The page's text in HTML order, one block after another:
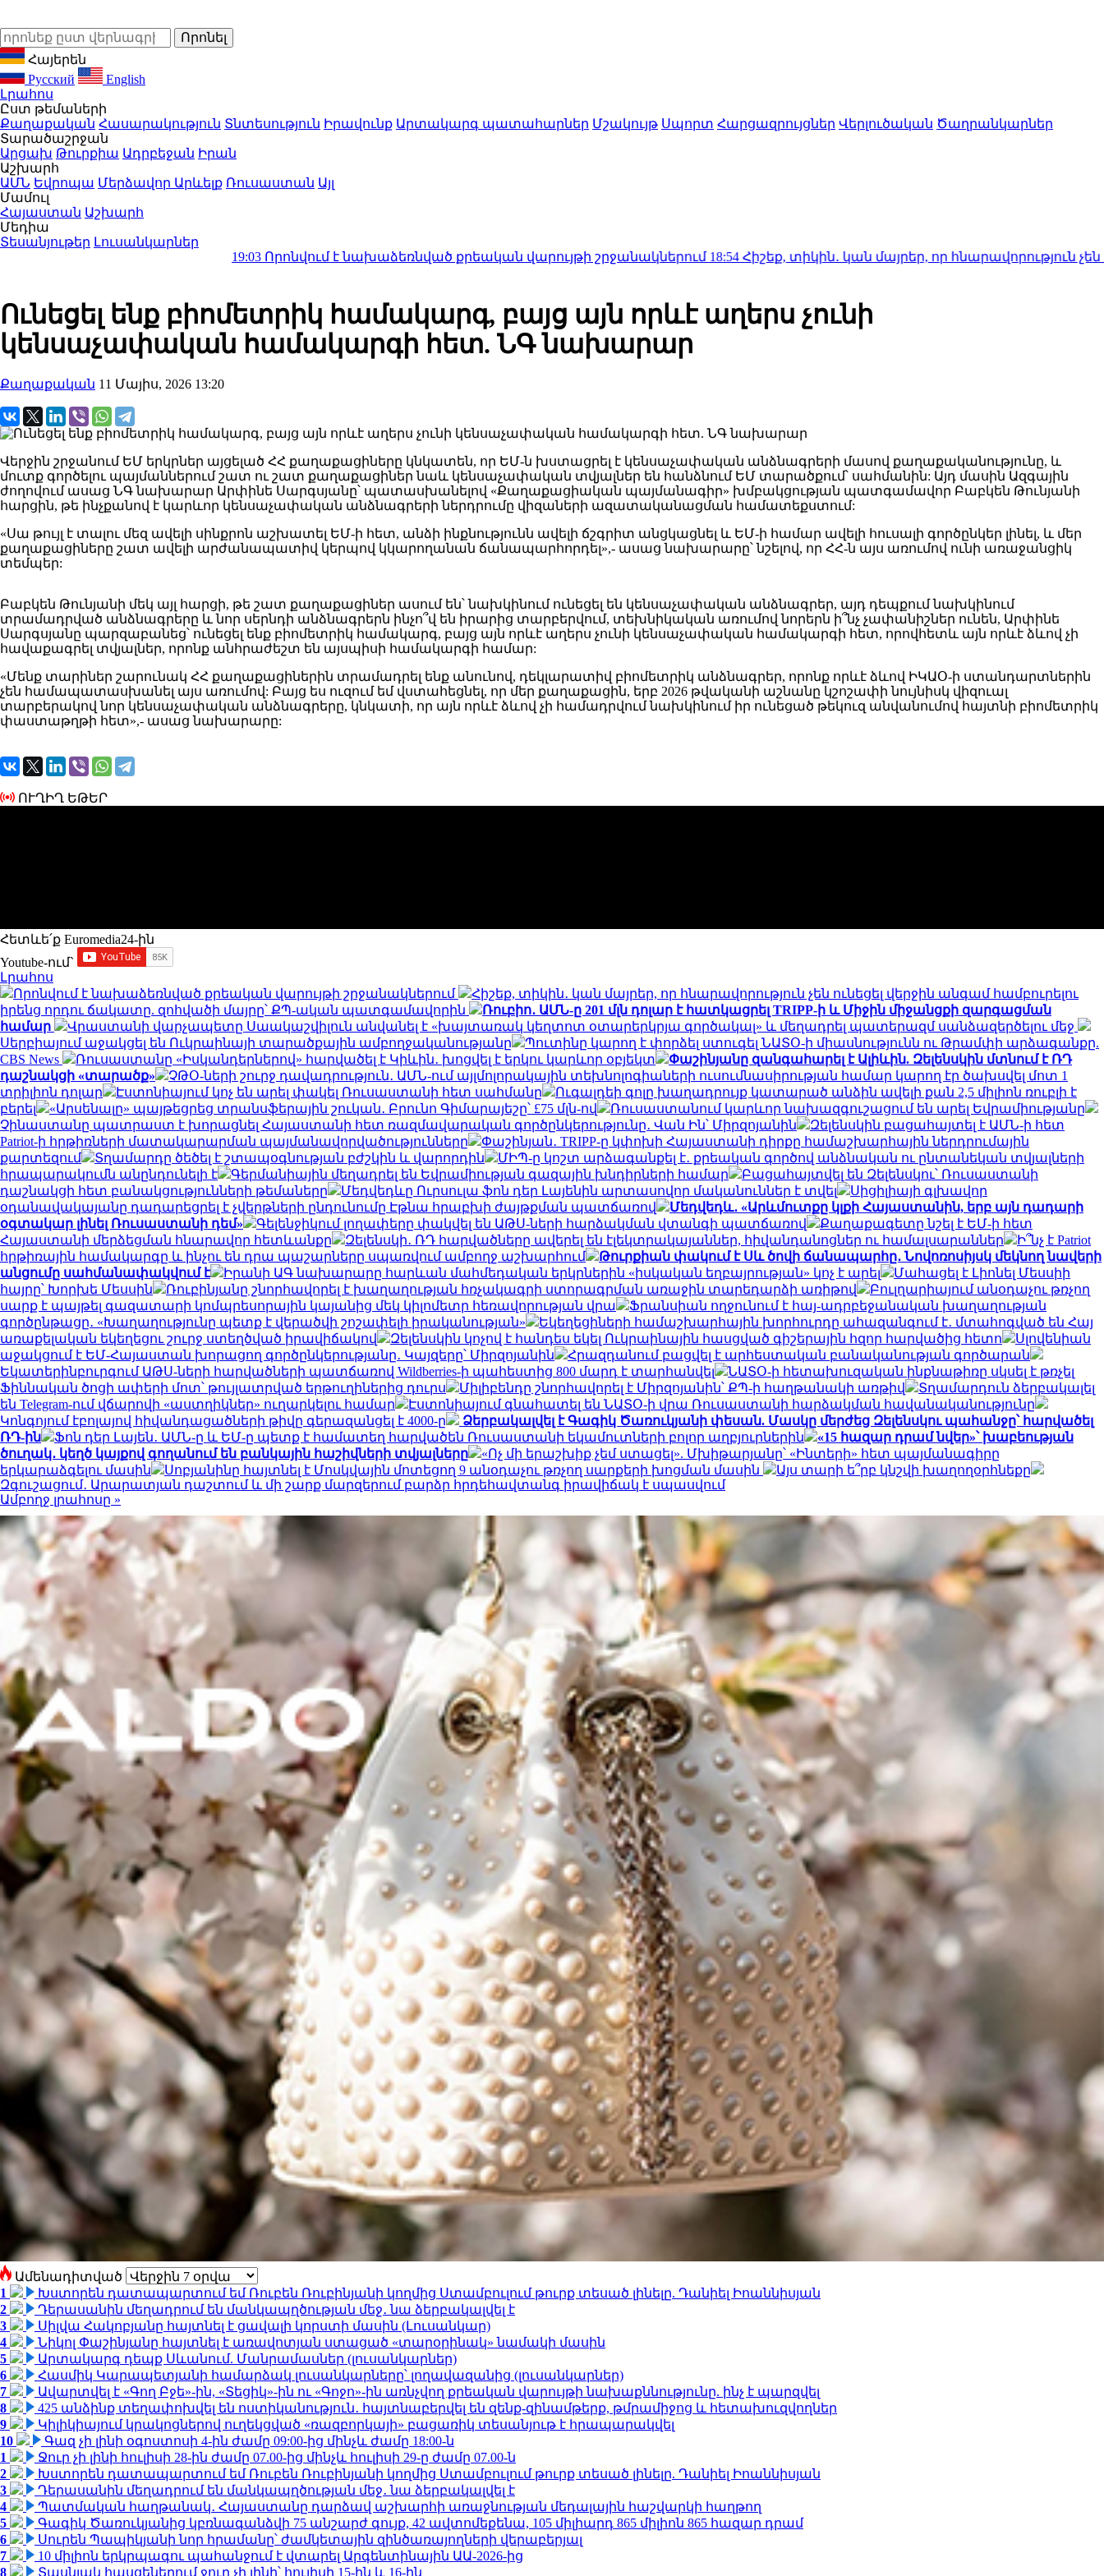
Հայերեն
Русский
English
Լրահոս
Ըստ թեմաների
Քաղաքական Հասարակություն Տնտեսություն Իրավունք Արտակարգ պատահարներ Մշակույթ Սպորտ Հարցազրույցներ Վերլուծական Ծաղրանկարներ
Տարածաշրջան
Արցախ Թուրքիա Ադրբեջան Իրան
Աշխարհ
ԱՄՆ Եվրոպա Մերձավոր Արևելք Ռուսաստան Այլ
Մամուլ
Հայաստան Աշխարհ
Մեդիա
Տեսանյութեր Լուսանկարներ
Որոնվում է նախաձեռնված քրեական վարույթի շրջանակներում18:54Հիշեք, տիկին․ կան մայրեր, որ հնարավորություն չեն
Ունեցել ենք բիոմետրիկ համակարգ, բայց այն որևէ աղերս չունի
կենսաչափական համակարգի հետ. ՆԳ նախարար
Քաղաքական 11 Մայիս, 2026 13:20
Վերջին շրջանում ԵՄ երկրներ այցելած ՀՀ քաղաքացիները կնկատեն, որ ԵՄ-ն խստացրել է կենսաչափական անձնագրերի մասով քաղաքականությունը, և
մուտք գործելու պայմաններում շատ ու շատ քաղաքացիներ նաև կենսաչափական տվյալներ են հանձնում ԵՄ տարածքում՝ սահմանին: Այդ մասին Ազգային
ժողովում ասաց ՆԳ նախարար Արփինե Սարգսյանը՝ պատասխանելով «Քաղաքացիական պայմանագիր» խմբակցության պատգամավոր Բաբկեն Թունյանի
հարցին, թե ինչքանով է կարևոր կենսաչափական անձնագրերի ներդրումը վիզաների ազատականացման համատեքստում:
«Սա թույլ է տալու մեզ ավելի սինքրոն աշխատել ԵՄ-ի հետ, անձի ինքնությունն ավելի ճշգրիտ անցկացնել և ԵՄ-ի համար ավելի հուսալի գործընկեր լինել, և մեր
քաղաքացիները շատ ավելի արժանապատիվ կերպով կկարողանան ճանապարհորդել»,- ասաց նախարարը՝ նշելով, որ ՀՀ-ն այս առումով ունի առաջանցիկ
տեմպեր:
Բաբկեն Թունյանի մեկ այլ հարցի, թե շատ քաղաքացիներ ասում են՝ նախկինում ունեցել են կենսաչափական անձնագրեր, այդ դեպքում նախկինում
տրամադրված անձնագրերը և նոր սերնդի անձնագրերն ինչո՞վ են իրարից տարբերվում, տեխնիկական առումով նորերն ի՞նչ չափանիշներ ունեն, Արփինե
Սարգսյանը պարզաբանեց՝ ունեցել ենք բիոմետրիկ համակարգ, բայց այն որևէ աղերս չունի կենսաչափական համակարգի հետ, որովհետև այն որևէ ձևով չի
հավաքագրել տվյալներ, որոնք անհրաժեշտ են այսպիսի համակարգի համար:
«Մենք տարիներ շարունակ ՀՀ քաղաքացիներին տրամադրել ենք անունով, դեկլարատիվ բիոմետրիկ անձնագրեր, որոնք որևէ ձևով ԻԿԱՕ-ի ստանդարտներին
չեն համապատասխանել այս առումով: Բայց ես ուզում եմ վստահեցնել, որ մեր քաղաքացին, երբ 2026 թվականի աշնանը կշոշափի նույնիսկ վիզուալ
տարբերակով նոր կենսաչափական անձնագրերը, կնկատի, որ այն որևէ ձևով չի համադրվում նախկինում իր ունեցած թեկուզ անվանումով հայտնի բիոմետրիկ
փաստաթղթի հետ»,- ասաց նախարարը:
ՈՒՂԻՂ ԵԹԵՐ
Հետևե՛ք Euromedia24-ին
Youtube-ում`
Լրահոս
Որոնվում է նախաձեռնված քրեական վարույթի շրջանակներում
Հիշեք, տիկին․ կան մայրեր, որ հնարավորություն չեն ունեցել վերջին անգամ համբուրելու
իրենց որդու ճակատը. զոհվածի մայրը՝ ՔՊ-ական պատգամավորին
Ռուբիո․ ԱՄՆ-ը 201 մլն դոլար է հատկացրել TRIPP-ի և Միջին միջանցքի զարգացման
համար
Վրաստանի վարչապետը Սաակաշվիլուն անվանել է «խայտառակ կեղտոտ օտարերկրյա գործակալ» և մեղադրել պատերազմ սանձազերծելու մեջ
Սերբիայում աջակցել են Ուկրաինայի տարածքային ամբողջականությանը
Պուտինը կարող է փորձել ստուգել ՆԱՏՕ-ի միասնությունն ու Թրամփի արձագանքը.
CBS News
Ռուսաստանը «Իսկանդերներով» հարվածել է Կիևին․ խոցվել է երկու կարևոր օբյեկտ
Փաշինյանը զանգահարել է Ալիևին. Զելենսկին մտնում է ՌԴ
դաշնակցի «տարածք»
ՉԹՕ-ների շուրջ դավադրություն․ ԱՄՆ-ում այլմոլորակային տեխնոլոգիաների ուսումնասիրության համար կարող էր ծախսվել մոտ 1
տրիլիոն դոլար
Էստոնիայում կոչ են արել փակել Ռուսաստանի հետ սահմանը
Ուգալդեի գոլը խաղադրույք կատարած անձին ավելի քան 2,5 միլիոն ռուբլի է
բերել
«Արսենալը» պայթեցրեց տրանսֆերային շուկան․ Բրունո Գիմարայեշը՝ £75 մլն-ով
Ռուսաստանում կարևոր նախազգուշացում են արել Եվրամիությանը
Չինաստանը պատրաստ է խորացնել Հայաստանի հետ ռազմավարական գործընկերությունը․ Վան Ին՝ Միրզոյանին
Զելենսկին բացահայտել է ԱՄՆ-ի հետ
Patriot-ի հրթիռների մատակարարման պայմանավորվածությունները
Փաշինյան․ TRIPP-ը կփոխի Հայաստանի դիրքը համաշխարհային ներդրումային
քարտեզում
Տղամարդը ծեծել է շտապօգնության բժշկին և վարորդին
ՄԻՊ-ը կոշտ արձագանքել է․ քրեական գործով անձնական ու ընտանեկան տվյալների
հրապարակումն անընդունելի է
Գերմանիային մեղադրել են Եվրամիության գազային խնդիրների համար
Բացահայտվել են Զելենսկու՝ Ռուսաստանի
դաշնակցի հետ բանակցությունների թեմաները
Մեդվեդևը Ուրսուլա ֆոն դեր Լայենին արտասովոր մականուններ է տվել
Սիցիլիայի գլխավոր
օդանավակայանը դադարեցրել է չվերթների ընդունումը Էթնա հրաբխի ժայթքման պատճառով
Մեդվեդև․ «Արևմուտքը կլքի Հայաստանին, երբ այն դադարի
օգտակար լինել Ռուսաստանի դեմ»
Գելենջիկում լողափերը փակվել են ԱԹՍ-ների հարձակման վտանգի պատճառով
Քաղաքագետը նշել է ԵՄ-ի հետ
Հայաստանի մերձեցման հնարավոր հետևանքը
Զելենսկի․ ՌԴ հարվածները ավերել են էլեկտրակայաններ, հիվանդանոցներ ու համալսարաններ
Ի՞նչ է Patriot
հրթիռային համակարգը և ինչու են դրա պաշարները սպառվում ամբողջ աշխարհում
Թուրքիան փակում է Սև ծովի ճանապարհը․ Նովոռոսիյսկ մեկնող նավերի
անցումը սահմանափակվում է
Իրանի ԱԳ նախարարը հարևան մահմեդական երկրներին «իսկական եղբայրության» կոչ է արել
Մահացել է Լիոնել Մեսսիի
հայրը՝ Խորխե Մեսսին
Ռուբինյանը շնորհավորել է խաղաղության հռչակագրի ստորագրման առաջին տարեդարձի առիթով
Բուլղարիայում անօդաչու թռչող
սարք է պայթել գազատարի կոմպրեսորային կայանից մեկ կիլոմետր հեռավորության վրա
Ֆրանսիան ողջունում է հայ-ադրբեջանական խաղաղության
գործընթացը․ «Խաղաղությունը պետք է վերածվի շոշափելի իրականության»
Եկեղեցիների համաշխարհային խորհուրդը ահազանգում է․ մտահոգված են Հայ
առաքելական եկեղեցու շուրջ ստեղծված իրավիճակով
Զելենսկին կոչով է հանդես եկել Ուկրաինային հասցված գիշերային հզոր հարվածից հետո
Սլովենիան
աջակցում է ԵՄ-Հայաստան խորացող գործընկերությանը․ Կայզերը՝ Միրզոյանին
Հրազդանում բացվել է արհեստական բանականության գործարան
Եկատերինբուրգում ԱԹՍ-ների հարվածների պատճառով Wildberries-ի պահեստից 800 մարդ է տարհանվել
ՆԱՏՕ-ի հետախուզական ինքնաթիռը սկսել է թռչել
Ֆիննական ծոցի ափերի մոտ՝ թույլատրված երթուղիներից դուրս
Միլիբենդը շնորհավորել է Միրզոյանին՝ ՔՊ-ի հաղթանակի առթիվ
Տղամարդուն ձերբակալել
են Telegram-ում վճարովի «աստղիկներ» ուղարկելու համար
Էստոնիայում գնահատել են ՆԱՏՕ-ի վրա Ռուսաստանի հարձակման հավանականությունը
Կոնգոյում էբոլայով հիվանդացածների թիվը գերազանցել է 4000-ը
Ձերբակալվել է Գագիկ Ծառուկյանի փեսան. Մասկը մերժեց Զելենսկու պահանջը՝ հարվածել
ՌԴ-ին
Ֆոն դեր Լայեն․ ԱՄՆ-ը և ԵՄ-ը պետք է համատեղ հարվածեն Ռուսաստանի եկամուտների բոլոր աղբյուրներին
«15 հազար դրամ նվեր»՝ խաբեության
ծուղակ․ կեղծ կայքով գողանում են բանկային հաշիվների տվյալները
«Ոչ մի երաշխիք չեմ ստացել». Մխիթարյանը՝ «Ինտերի» հետ պայմանագիրը
երկարաձգելու մասին
Սոբյանինը հայտնել է Մոսկվային մոտեցող 9 անօդաչու թռչող սարքերի խոցման մասին
Այս տարի ե՞րբ կնշվի խաղողօրհնեքը
Զգուշացում․ Արարատյան դաշտում և մի շարք մարզերում բարձր հրդեհավտանգ իրավիճակ է սպասվում
Ամբողջ լրահոսը »
Ամենադիտված
1
Խստորեն դատապարտում եմ Ռուբեն Ռուբինյանի կողմից Ստամբուլում թուրք տեսած լինելը. Դանիել Իոաննիսյան
2
Դերասանին մեղադրում են մանկապղծության մեջ․ նա ձերբակալվել է
3
Սիլվա Հակոբյանը հայտնել է ցավալի կորստի մասին (Լուսանկար)
4
Նիկոլ Փաշինյանը հայտնել է առավոտյան ստացած «տարօրինակ» նամակի մասին
5
Արտակարգ դեպք Սևանում. Մանրամասներ (լուսանկարներ)
6
Հասմիկ Կարապետյանի համարձակ լուսանկարները՝ լողավազանից (լուսանկարներ)
7
Ավարտվել է «Գող Բջե»-ին, «Տեցիկ»-ին ու «Գոջո»-ին առնչվող քրեական վարույթի նախաքննությունը. ինչ է պարզվել
8
425 անձինք տեղափոխվել են ոստիկանություն․ հայտնաբերվել են զենք-զինամթերք, թմրամիջոց և հետախուզվողներ
9
Կիլիկիայում կրակոցներով ուղեկցված «ռազբորկայի» բացառիկ տեսանյութ է հրապարակվել
10
Գազ չի լինի օգոստոսի 4-ին ժամը 09:00-ից մինչև ժամը 18:00-ն
1
Ջուր չի լինի հուլիսի 28-ին ժամը 07.00-ից մինչև հուլիսի 29-ը ժամը 07.00-ն
2
Խստորեն դատապարտում եմ Ռուբեն Ռուբինյանի կողմից Ստամբուլում թուրք տեսած լինելը. Դանիել Իոաննիսյան
3
Դերասանին մեղադրում են մանկապղծության մեջ․ նա ձերբակալվել է
4
Պատմական հաղթանակ․ Հայաստանը դարձավ աշխարհի առաջնության մեդալային հաշվարկի հաղթող
5
Գագիկ Ծառուկյանից կբռնագանձվի 75 անշարժ գույք, 42 ավտոմեքենա, 105 միլիարդ 865 միլիոն 865 հազար դրամ
6
Սուրեն Պապիկյանի նոր հրամանը՝ ժամկետային զինծառայողների վերաբերյալ
7
10 միլիոն երկրպագու պահանջում է վտարել Արգենտինային ԱԱ-2026-ից
8
Տասնյակ հասցեներում ջուր չի լինի՝ հուլիսի 15-ին և 16-ին